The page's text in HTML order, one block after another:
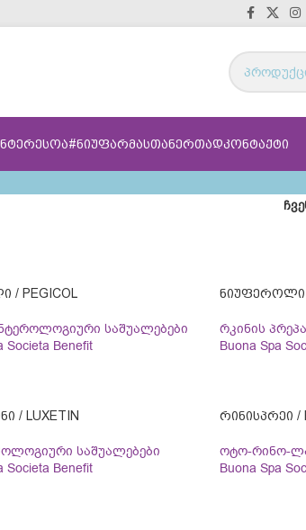
#ᲜᲘᲣᲤᲐᲠᲛᲐᲡᲗᲐᲜᲔᲠᲗᲐᲓᲙᲝᲜᲢᲐᲥᲢᲘ
/ PEGICOL
საშუალებები
Societa Benefit
ᲜᲘᲣᲤᲔᲠᲝᲚᲘ
რკინის
Buona Spa
/ LUXETIN
საშუალებები
Societa Benefit
ᲠᲘᲜᲘᲡᲞᲠᲔᲘ /
ოტო-რინო-
Buona Spa